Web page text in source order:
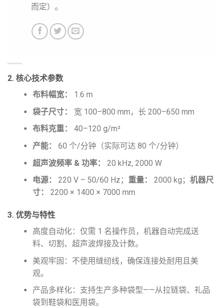
而定）。
2. 核心技术参数
布料幅宽：
1.6 m
袋子尺寸：
宽 100–800 mm，长 200–650 mm
布料克重：
40–120 g/m²
产能：
60 个/分钟（实际可达 80 个/分钟）
超声波频率 & 功率：
20 kHz, 2000 W
电源：
220 V – 50/60 Hz； 重量： 2000 kg； 机器尺
寸：
2200 × 1400 × 7000 mm
3. 优势与特性
高度自动化：仅需 1 名操作员，机器自动完成送
料、切割、超声波焊接及计数。
美观牢固：不使用缝纫线，确保连接处耐用且美
观。
产品多样化：支持生产多种袋型——从拉链袋、礼品
袋到鞋袋和医用袋。